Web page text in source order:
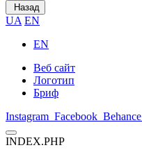
Назад
UA EN
EN
Веб сайт
Логотип
Бриф
Instagram Facebook Behance
INDEX.PHP